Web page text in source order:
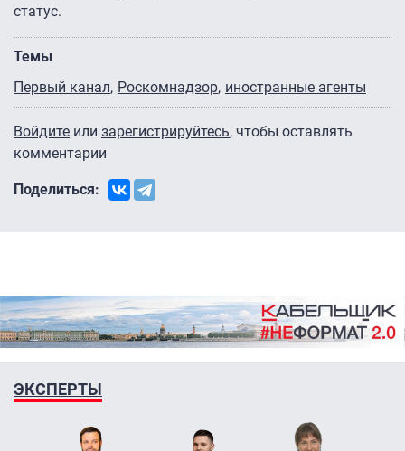
статус.
Темы
Первый канал Роскомнадзор иностранные агенты
Войдите или зарегистрируйтесь, чтобы оставлять
комментарии
Поделиться:
ЭКСПЕРТЫ